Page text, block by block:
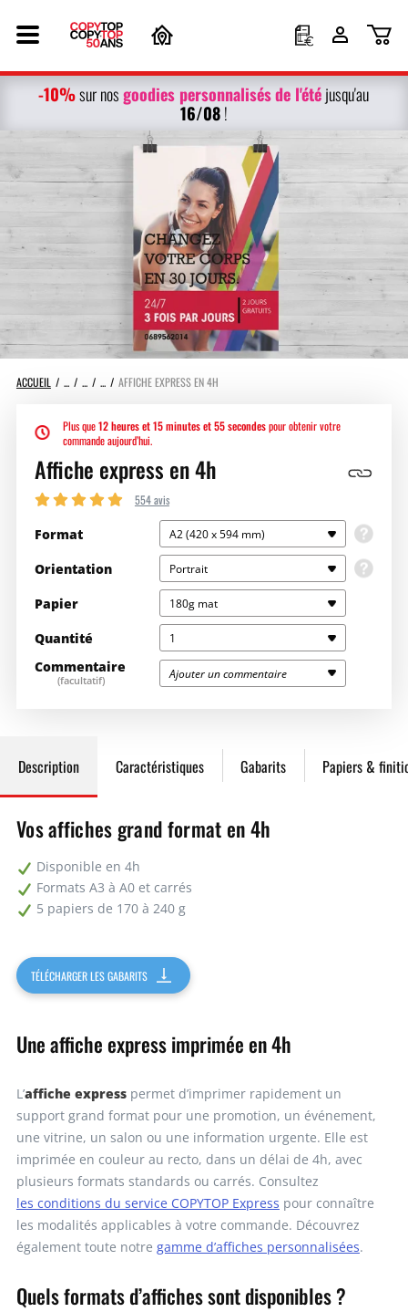
-10%sur nosgoodies personnalisésde l'étéjusqu'au
16/08!
ACCUEIL AFFICHE EXPRESS EN 4H
Plus que12 heures et 15 minutes et 55 secondespour obtenir votre
commande aujourd’hui.
Affiche express en 4h
554 avis
Format A2 (420 x 594 mm)
Orientation Portrait
Papier 180g mat
Quantité 1
37,08€
2
10 20,44€
Demandez un devis
Commentaire
(facultatif) Ajouter un commentaire
Description Caractéristiques Gabarits Papiers &
Vos affiches grand format en 4h
Disponible en 4h
Formats A3 à A0 et carrés
5 papiers de 170 à 240 g
TÉLÉCHARGER LES GABARITS
Une affiche express imprimée en 4h
L’affiche expresspermet d’imprimer rapidement un
support grand format pour une promotion, un événement,
une vitrine, un salon ou une information urgente. Elle est
imprimée en couleur au recto, dans un délai de 4h, avec
plusieurs formats standards ou carrés. Consultez
les conditions du service COPYTOP Express pour connaître
les modalités applicables à votre commande. Découvrez
également toute notre gamme d’affiches personnalisées.
Quels formats d’affiches sont disponibles ?